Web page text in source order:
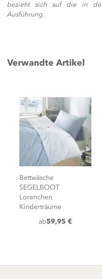
bezieht sich auf die in der
Ausführung.
Verwandte Artikel
Bettwäsche
SEGELBOOT
Lorenchen
Kinderträume
ab59,95 €